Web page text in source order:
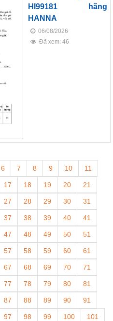
HI99181 hãng
HANNA
06/08/2026
Đã xem: 46
6 7 8 9 10 11
17 18 19 20 21
27 28 29 30 31
37 38 39 40 41
47 48 49 50 51
57 58 59 60 61
67 68 69 70 71
77 78 79 80 81
87 88 89 90 91
97 98 99 100 101